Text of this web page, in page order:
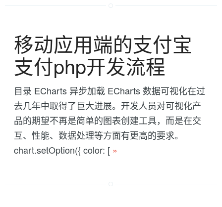
移动应用端的支付宝
支付php开发流程
目录 ECharts 异步加载 ECharts 数据可视化在过
去几年中取得了巨大进展。开发人员对可视化产
品的期望不再是简单的图表创建工具，而是在交
互、性能、数据处理等方面有更高的要求。
chart.setOption({ color: [ »